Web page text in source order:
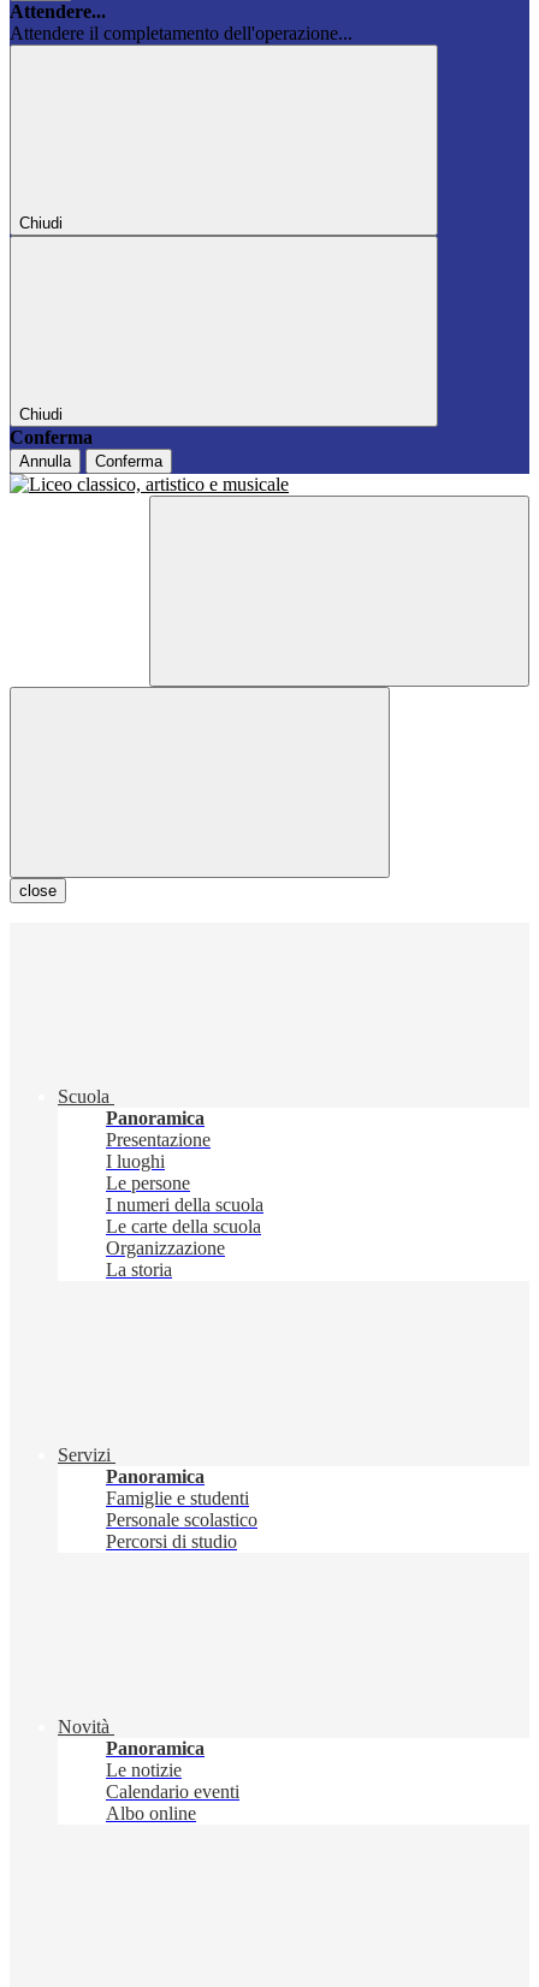
Attendere...
Attendere il completamento dell'operazione...
Chiudi
Chiudi
Conferma
Annulla Conferma
close
Scuola
Panoramica
Presentazione
I luoghi
Le persone
I numeri della scuola
Le carte della scuola
Organizzazione
La storia
Servizi
Panoramica
Famiglie e studenti
Personale scolastico
Percorsi di studio
Novità
Panoramica
Le notizie
Calendario eventi
Albo online